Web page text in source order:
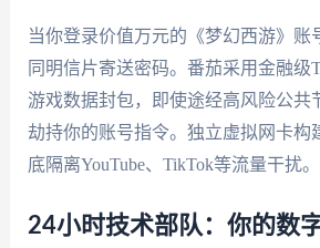
当你登录价值万元的《梦幻西游》账
同明信片寄送密码。番茄采用金融级
游戏数据封包，即使途经高风险公共
劫持你的账号指令。独立虚拟网卡构
底隔离YouTube、TikTok等流量干扰。
24小时技术部队：你的数